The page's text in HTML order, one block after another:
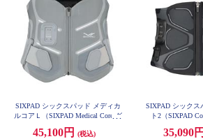
SIXPAD シックスパッド メディカ
ルコアＬ（SIXPAD Medical Core グ
45,100円
(税込)
SIXPAD シックス
ト2（SIXPAD
35,090